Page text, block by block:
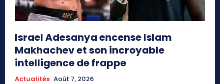
Israel Adesanya encense Islam
Makhachev et son incroyable
intelligence de frappe
Actualités Août 7, 2026